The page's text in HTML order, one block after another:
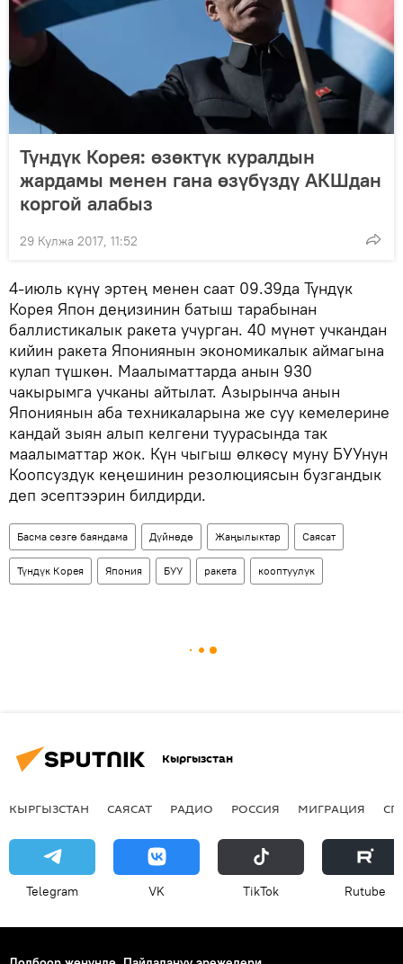
Түндүк Корея: өзөктүк куралдын
жардамы менен гана өзүбүздү АКШдан
коргой алабыз
29 Кулжа 2017, 11:52
4-июль күнү эртең менен саат 09.39да Түндүк
Корея Япон деңизинин батыш тарабынан
баллистикалык ракета учурган. 40 мүнөт учкандан
кийин ракета Япониянын экономикалык аймагына
кулап түшкөн. Маалыматтарда анын 930
чакырымга учканы айтылат. Азырынча анын
Япониянын аба техникаларына же суу кемелерине
кандай зыян алып келгени туурасында так
маалыматтар жок. Күн чыгыш өлкөсү муну БУУнун
Коопсуздук кеңешинин резолюциясын бузгандык
деп эсептээрин билдирди.
Басма сөзгө баяндама Дүйнөдө Жаңылыктар Саясат
Түндүк Корея Япония БУУ ракета кооптуулук
Кыргызстан
КЫРГЫЗСТАН САЯСАТ РАДИО РОССИЯ МИГРАЦИЯ
Telegram VK ТikТоk Rutube